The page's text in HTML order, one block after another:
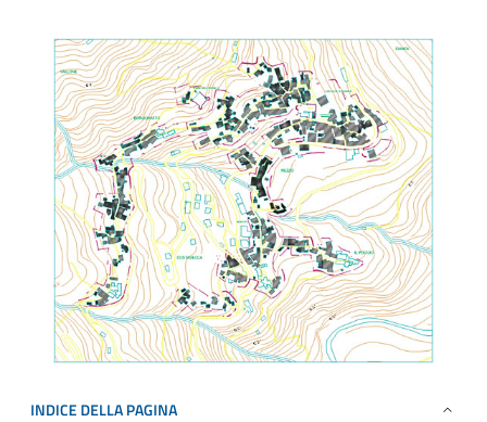
INDICE DELLA PAGINA